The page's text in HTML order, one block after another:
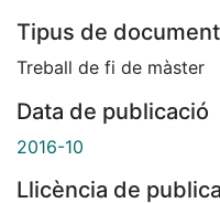
Tipus de document
Treball de fi de màster
Data de publicació
2016-10
Llicència de